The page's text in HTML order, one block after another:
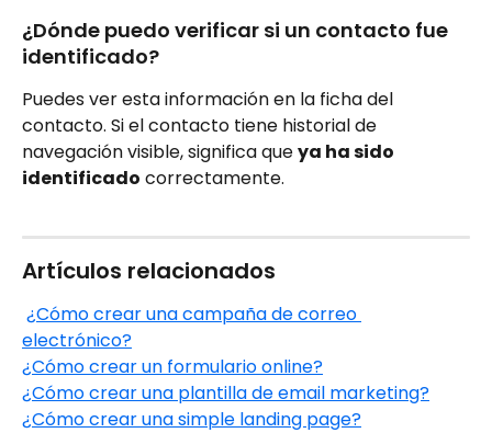
¿Dónde puedo verificar si un contacto fue
identificado?
Puedes ver esta información en la ficha del
contacto. Si el contacto tiene historial de
navegación visible, significa que ya ha sido
identificado correctamente.
Artículos relacionados
¿Cómo crear una campaña de correo
electrónico?
¿Cómo crear un formulario online?
¿Cómo crear una plantilla de email marketing?
¿Cómo crear una simple landing page?